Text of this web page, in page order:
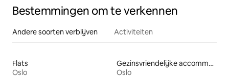
Bestemmingen om te verkennen
Andere soorten verblijven Activiteiten
Flats
Oslo
Gezinsvriendelijke accommodaties
Oslo